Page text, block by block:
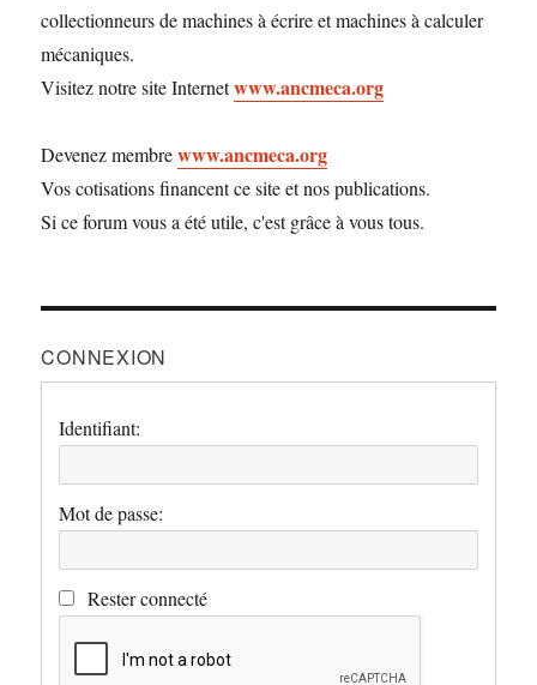
collectionneurs de machines à écrire et machines à calculer
mécaniques.
Visitez notre site Internetwww.ancmeca.org
Devenez membrewww.ancmeca.org
Vos cotisations financent ce site et nos publications.
Si ce forum vous a été utile, c'est grâce à vous tous.
CONNEXION
Identifiant:
Mot de passe:
Rester connecté